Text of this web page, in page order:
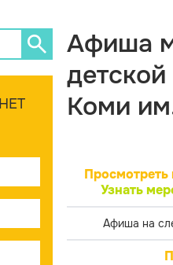
Афиша
Коми
Просмотреть
Узнать
Афиша на